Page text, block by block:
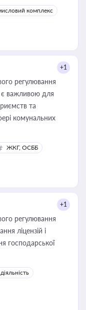
комплекс
+1
регулювання
є важливою для
та
комунальних
ЖКГ, ОСББ
+1
регулювання
ліцензій і
господарської